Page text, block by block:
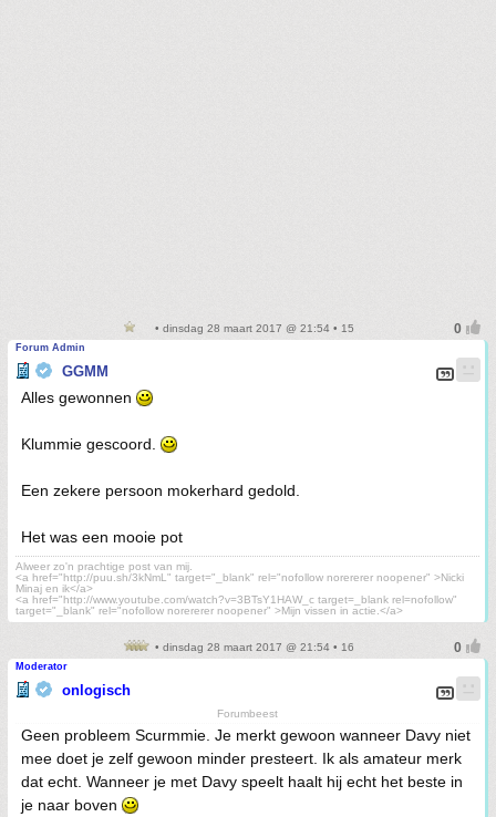
• dinsdag 28 maart 2017 @ 21:54 • 15
Forum Admin
GGMM
Alles gewonnen
Klummie gescoord.
Een zekere persoon mokerhard gedold.
Het was een mooie pot
Alweer zo'n prachtige post van mij.
<a href="http://puu.sh/3kNmL" target="_blank" rel="nofollow norererer noopener" >Nicki
Minaj en ik</a>
<a href="http://www.youtube.com/watch?v=3BTsY1HAW_c target=_blank rel=nofollow"
target="_blank" rel="nofollow norererer noopener" >Mijn vissen in actie.</a>
• dinsdag 28 maart 2017 @ 21:54 • 16
Moderator
onlogisch
Forumbeest
Geen probleem Scurmmie. Je merkt gewoon wanneer Davy niet
mee doet je zelf gewoon minder presteert. Ik als amateur merk
dat echt. Wanneer je met Davy speelt haalt hij echt het beste in
je naar boven